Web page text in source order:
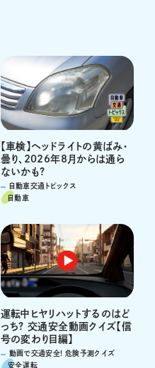
【車検】ヘッドライトの黄ばみ・
曇り、2026年8月からは通ら
ないかも?
自動車交通トピックス
自動車
運転中ヒヤリハットするのはど
っち? 交通安全動画クイズ【信
号の変わり目編】
動画で交通安全! 危険予測クイズ
安全運転